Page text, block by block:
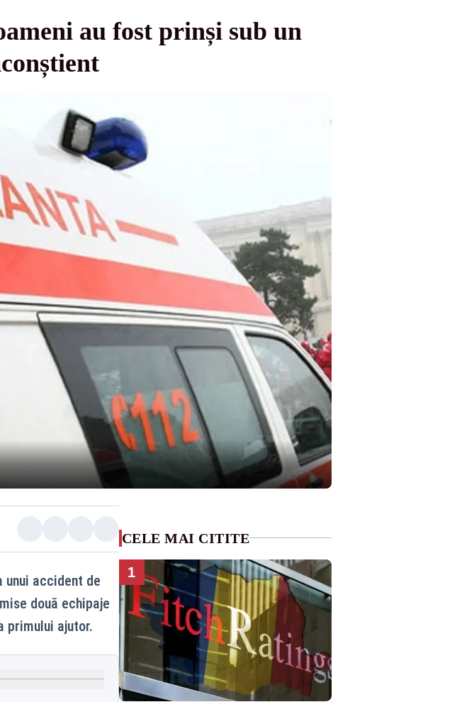
au fost prinși sub un
unui accident de
două echipaje
primului ajutor.
CELE MAI CITITE
1